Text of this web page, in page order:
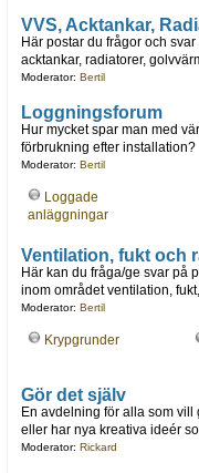
VVS, Acktankar,
Här postar du frågor och
acktankar, radiatorer,
Moderator: Bertil
Loggningsforum
Hur mycket spar man med
förbrukning efter installation?
Moderator: Bertil
Loggade
anläggningar
Ventilation, fukt och
Här kan du fråga/ge svar på
inom området ventilation,
Moderator: Bertil
Krypgrunder
Gör det själv
En avdelning för alla som
eller har nya kreativa ideér
Moderator: Rickard